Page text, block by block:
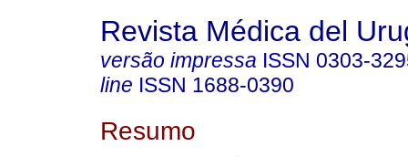
Revista Médica del
versão impressa ISSN 0303-
line ISSN 1688-0390
Resumo